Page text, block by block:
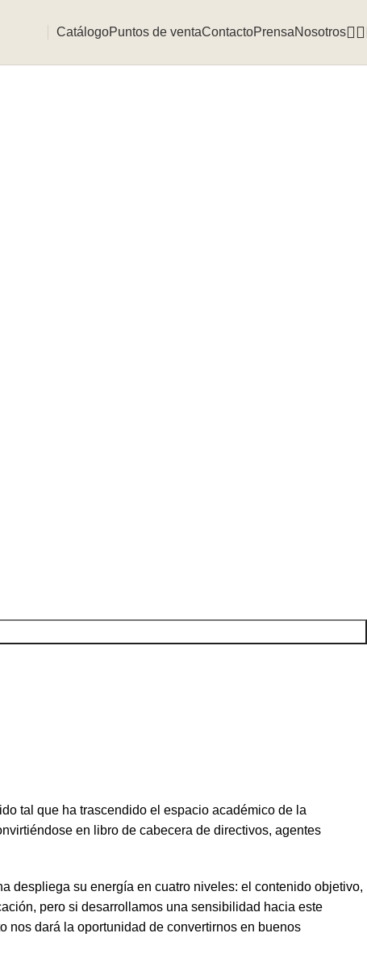
CatálogoPuntos de ventaContactoPrensaNosotros
tal que ha trascendido el espacio académico de la
en libro de cabecera de directivos, agentes
despliega su energía en cuatro niveles: el contenido objetivo,
pero si desarrollamos una sensibilidad hacia este
nos dará la oportunidad de convertirnos en buenos